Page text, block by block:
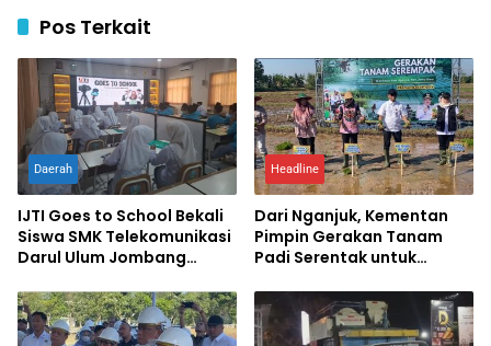
Pos Terkait
Daerah
IJTI Goes to School Bekali
Siswa SMK Telekomunikasi
Darul Ulum Jombang
Headline
Dari Nganjuk, Kementan
Pimpin Gerakan Tanam
Padi Serentak untuk
Pangan